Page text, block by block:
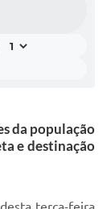
da população
e destinação